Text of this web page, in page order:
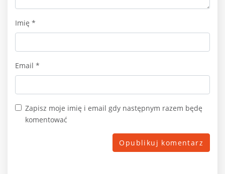
Imię *
Email *
Zapisz moje imię i email gdy następnym razem będę
komentować